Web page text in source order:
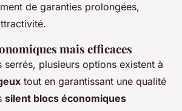
de garanties prolongées,
mais efficaces
serrés, plusieurs options existent à
tout en garantissant une qualité
silent blocs économiques